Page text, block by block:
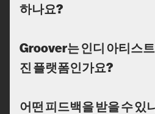
하나요?
Groover는 인디 아티스
진 플랫폼인가요?
어떤 피드백을 받을 수 있